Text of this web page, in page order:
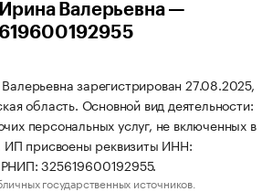
Валерьевна —
зарегистрирован 27.08.2025,
область. Основной вид деятельности:
персональных услуг, не включенных в
ИП присвоены реквизиты ИНН:
325619600192955.
государственных источников.